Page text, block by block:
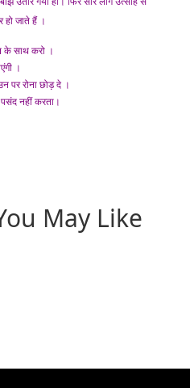
हो जाते हैं ।
के साथ करो ।
।
पर रोना छोड़ दे ।
नहीं करता।
May Like